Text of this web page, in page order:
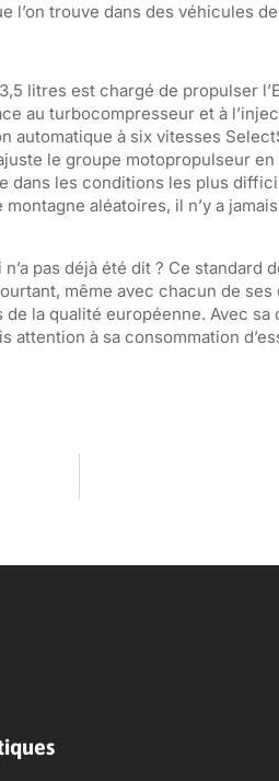
l’on trouve dans des véhicules
litres est chargé de propulser
au turbocompresseur et à
automatique à six vitesses
le groupe motopropulseur
dans les conditions les plus
aléatoires, il n’y a
pas déjà été dit ? Ce standard
même avec chacun de
la qualité européenne. Avec
à sa consommation